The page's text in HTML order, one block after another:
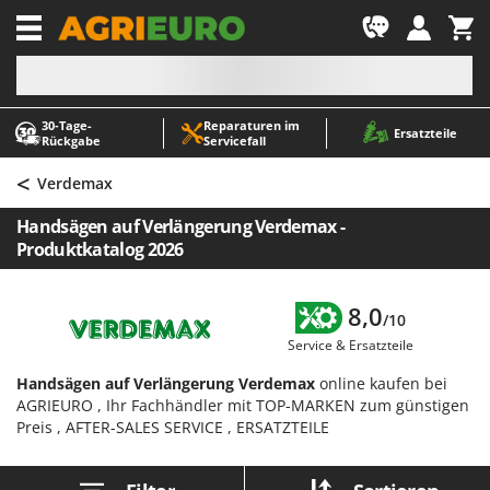
30‑Tage-
Rückgabe
Reparaturen im
Servicefall
Ersatzteile
-1
A
Abbeermaschinen - Traubenmühlen
Abfüllgeräte
Akku Gartenscheren
Akku Gras- und Strauchscheren
Allzwecktransporter - Motorschubkarren
Alu-Teleskopleitern
Anbaubagger Heckbagger für Traktoren
Arbeitsschutzkleidung
Aschesauger
A
ABAC
AgriEuro Premium
AgriEuro TOP-LINE
AGT
AL-KO
ALA 2000
Alce
Alpina
< Verdemax
Handsägen auf Verlängerung Verdemax -
Produktkatalog 2026
8,0/10
Service & Ersatzteile
Handsägen auf Verlängerung Verdemax online kaufen bei
AGRIEURO , Ihr Fachhändler mit TOP-MARKEN zum günstigen
Preis , AFTER-SALES SERVICE , ERSATZTEILE